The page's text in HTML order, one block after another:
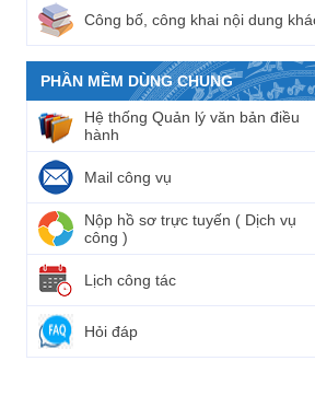
Công bố, công khai nội dung
PHẦN MỀM DÙNG CHUNG
Hệ thống Quản lý văn bản điều
hành
Mail công vụ
Nộp hồ sơ trực tuyến ( Dịch vụ
công )
Lịch công tác
Hỏi đáp